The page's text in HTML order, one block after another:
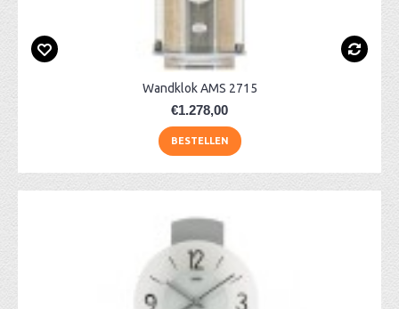
Wandklok AMS 2715
€1.278,00
BESTELLEN